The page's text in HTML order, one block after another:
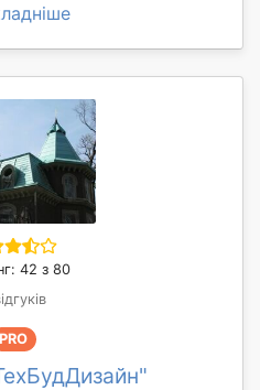
42 з 80
PRO